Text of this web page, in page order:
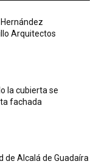
Arquitectos
la cubierta se
fachada
de Alcalá de Guadaíra